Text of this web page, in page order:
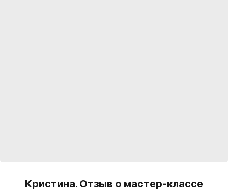
Кристина. Отзыв о мастер-классе